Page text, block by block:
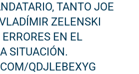
TANTO JOE
ZELENSKI
EN EL
SITUACIÓN.
QDJLEBEXYG